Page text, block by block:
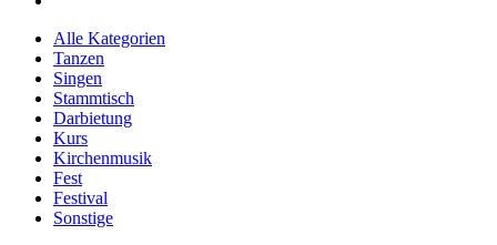
Alle Kategorien
Tanzen
Singen
Stammtisch
Darbietung
Kurs
Kirchenmusik
Fest
Festival
Sonstige